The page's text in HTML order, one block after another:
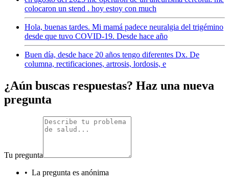
colocaron un stend . hoy estoy con much
Hola, buenas tardes. Mi mamá padece neuralgia del trigémino
desde que tuvo COVID-19. Desde hace año
Buen día, desde hace 20 años tengo diferentes Dx. De
columna, rectificaciones, artrosis, lordosis, e
¿Aún buscas respuestas? Haz una nueva
pregunta
Tu pregunta
• La pregunta es anónima